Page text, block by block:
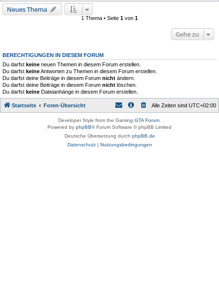
Neues Thema
1 Thema • Seite 1 von 1
Gehe zu
BERECHTIGUNGEN IN DIESEM FORUM
Du darfst keine neuen Themen in diesem Forum erstellen.
Du darfst keineAntworten zu Themen in diesem Forum erstellen.
Du darfst deine Beiträge in diesem Forum nicht ändern.
Du darfst deine Beiträge in diesem Forum nicht löschen.
Du darfst keine Dateianhänge in diesem Forum erstellen.
Startseite Foren-Übersicht Alle Zeiten sind UTC+02:00
Developer Style from the Gaming GTA Forum
Powered by phpBB® Forum Software © phpBB Limited
Deutsche Übersetzung durch phpBB.de
Datenschutz| Nutzungsbedingungen